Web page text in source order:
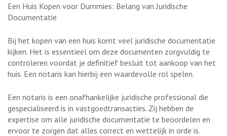
Een Huis Kopen voor Dummies: Belang van Juridische
Documentatie
Bij het kopen van een huis komt veel juridische documentatie
kijken. Het is essentieel om deze documenten zorgvuldig te
controleren voordat je definitief besluit tot aankoop van het
huis. Een notaris kan hierbij een waardevolle rol spelen.
Een notaris is een onafhankelijke juridische professional die
gespecialiseerd is in vastgoedtransacties. Zij hebben de
expertise om alle juridische documentatie te beoordelen en
ervoor te zorgen dat alles correct en wettelijk in orde is.